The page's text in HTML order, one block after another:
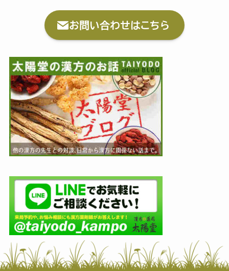
お問い合わせはこちら